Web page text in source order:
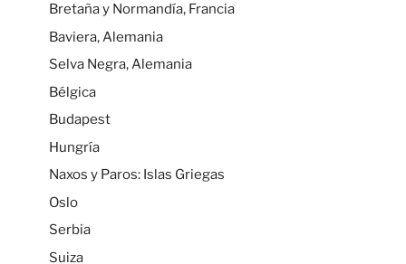
Bretaña y Normandía, Francia
Baviera, Alemania
Selva Negra, Alemania
Bélgica
Budapest
Hungría
Naxos y Paros: Islas Griegas
Oslo
Serbia
Suiza